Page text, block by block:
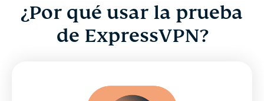
¿Por qué usar la prueba
de ExpressVPN?